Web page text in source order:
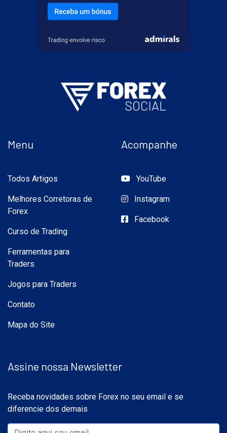
Menu
Todos Artigos
Melhores Corretoras de
Forex
Curso de Trading
Ferramentas para
Traders
Jogos para Traders
Contato
Mapa do Site
Acompanhe
YouTube
Instagram
Facebook
Assine nossa Newsletter
Receba novidades sobre Forex no seu email e se
diferencie dos demais